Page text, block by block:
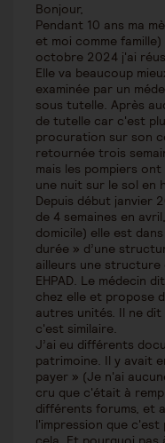
Bonjour,
Pendant 10 ans ma
et moi comme
octobre 2024 j'ai
Elle va beaucoup
examinée par un
sous tutelle. Après
de tutelle car c'est
procuration sur son
retournée trois
mais les pompiers
une nuit sur le sol en
Depuis début janvier
de 4 semaines en
domicile) elle est
durée » d’une
ailleurs une structure
EHPAD. Le médecin
chez elle et propose
autres unités. Il ne dit
c'est similaire.
J’ai eu différents
patrimoine. Il y avait
payer » (Je n'ai
cru que c'était à
différents forums, et
l'impression que c'est